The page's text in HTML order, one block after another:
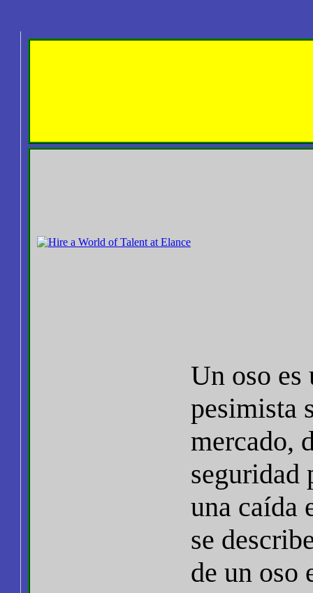
Un oso es
pesimista
mercado,
seguridad
una caída
se
de un oso